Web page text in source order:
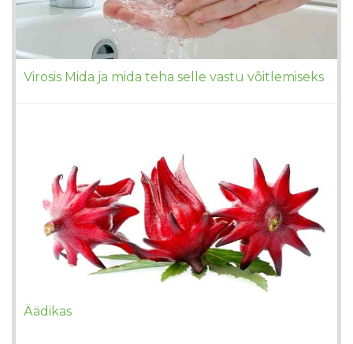
Virosis Mida ja mida teha selle vastu võitlemiseks
Äädikas